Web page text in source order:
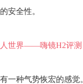
安全性。
一种气势恢宏的感